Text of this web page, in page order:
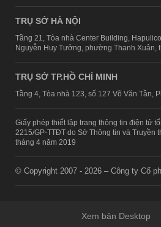
TRỤ SỞ HÀ NỘI
Tầng 21, Tòa nhà Center Building,
Nguyễn Huy Tưởng, phường Thanh Xuân,
TRỤ SỞ TP.HỒ CHÍ MINH
Tầng 4, Tòa nhà 123, số 127 Võ Văn Tần,
Giấy phép thiết lập trang thông tin điện tử
2215/GP-TTĐT do Sở Thông tin và Truyền
tháng 4 năm 2019
© Copyright 2007 - 2026 – Công ty Cổ
Xem bản Desktop